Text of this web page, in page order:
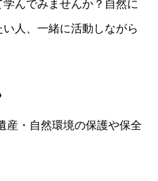
んでみませんか？自然に
人、一緒に活動しながら
産・自然環境の保護や保全